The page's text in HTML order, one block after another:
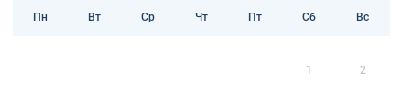
Пн Вт Ср Чт Пт Сб Вс
1 2